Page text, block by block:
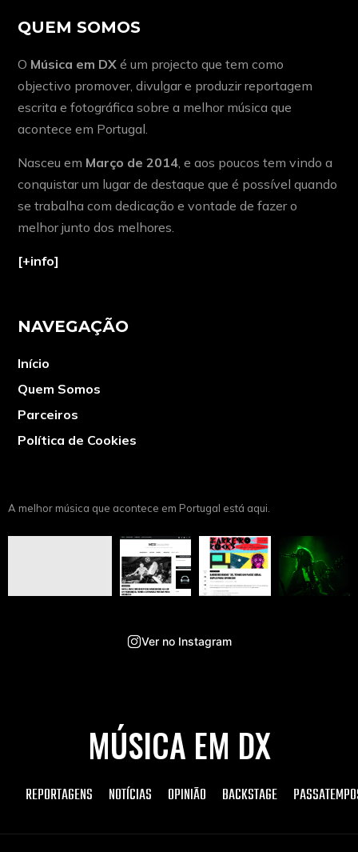
QUEM SOMOS
O Música em DX é um projecto que tem como
objectivo promover, divulgar e produzir reportagem
escrita e fotográfica sobre a melhor música que
acontece em Portugal.
Nasceu em Março de 2014 , e aos poucos tem vindo a
conquistar um lugar de destaque que é possível quando
se trabalha com dedicação e vontade de fazer o
melhor junto dos melhores.
[+info]
NAVEGAÇÃO
Início
Quem Somos
Parceiros
Política de Cookies
A melhor música que acontece em Portugal está aqui.
Ver no Instagram
MÚSICA EM DX
REPORTAGENS NOTÍCIAS OPINIÃO BACKSTAGE